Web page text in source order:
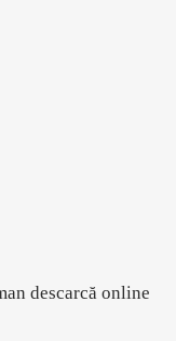
descarcă online